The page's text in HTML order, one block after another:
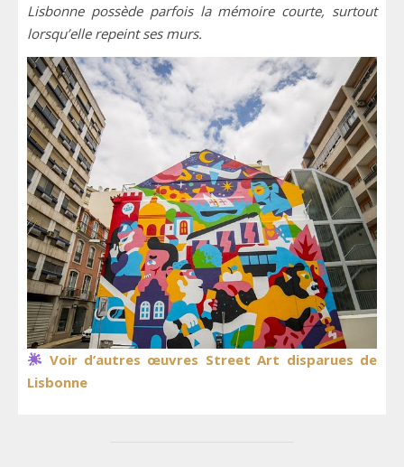
Lisbonne possède parfois la mémoire courte, surtout
lorsqu’elle repeint ses murs.
Voir d’autres œuvres Street Art disparues de
Lisbonne